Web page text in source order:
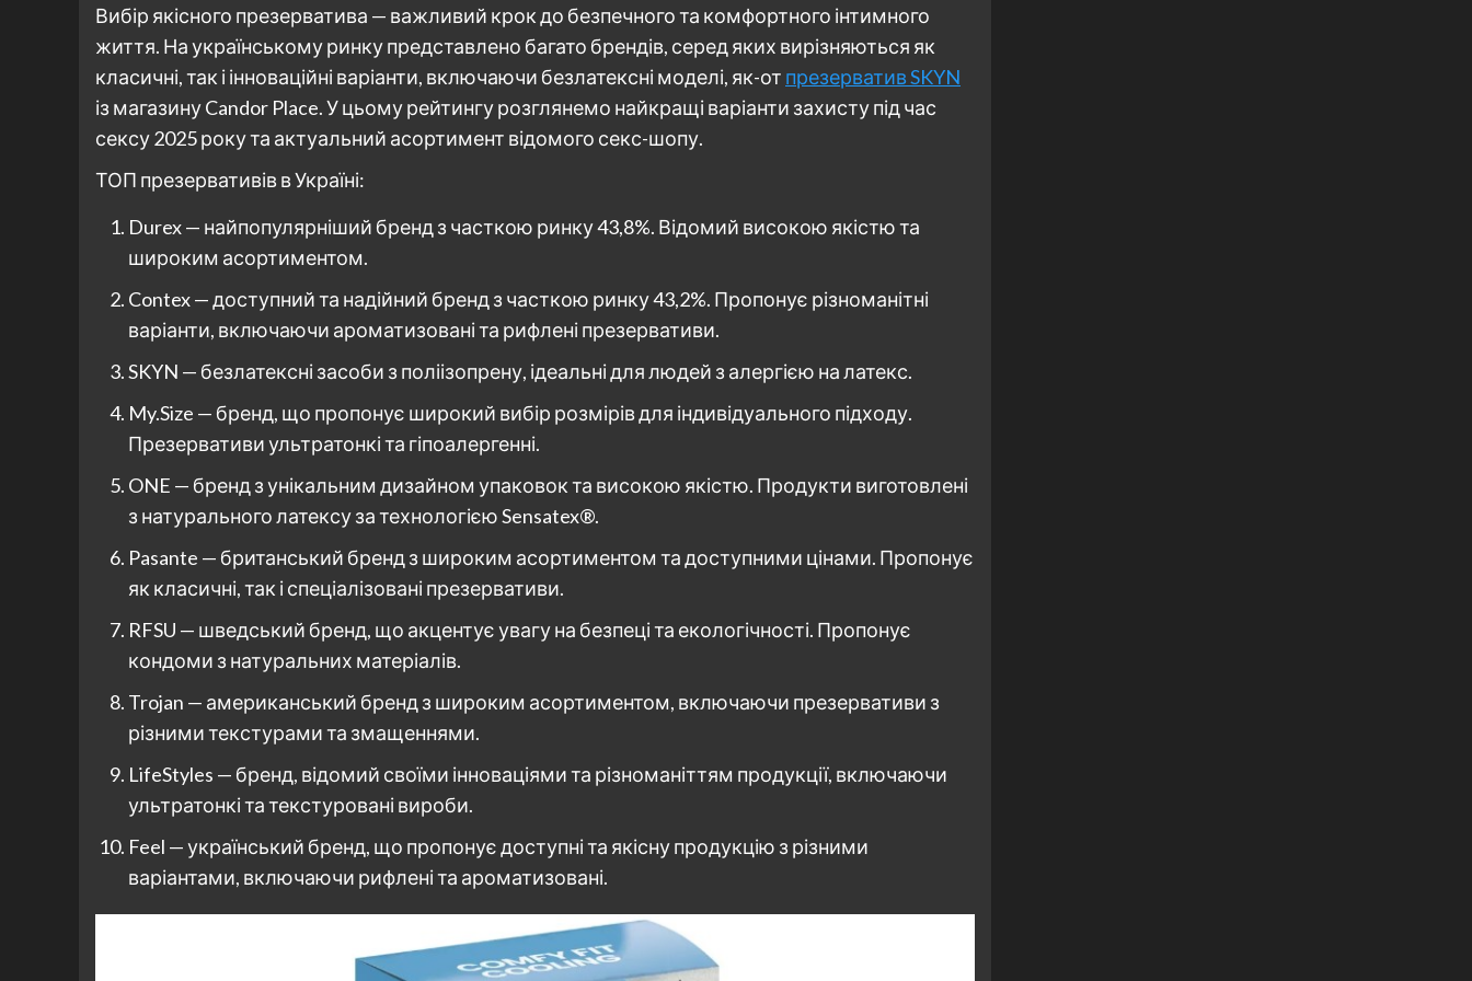
Вибір якісного презерватива — важливий крок до безпечного та комфортного інтимного
життя. На українському ринку представлено багато брендів, серед яких вирізняються як
класичні, так і інноваційні варіанти, включаючи безлатексні моделі, як-от презерватив SKYN
із магазину Candor Place. У цьому рейтингу розглянемо найкращі варіанти захисту під час
сексу 2025 року та актуальний асортимент відомого секс-шопу.
ТОП презервативів в Україні:
Durex — найпопулярніший бренд з часткою ринку 43,8%. Відомий високою якістю та
широким асортиментом.
Contex — доступний та надійний бренд з часткою ринку 43,2%. Пропонує різноманітні
варіанти, включаючи ароматизовані та рифлені презервативи.
SKYN — безлатексні засоби з поліізопрену, ідеальні для людей з алергією на латекс.
My.Size — бренд, що пропонує широкий вибір розмірів для індивідуального підходу.
Презервативи ультратонкі та гіпоалергенні.
ONE — бренд з унікальним дизайном упаковок та високою якістю. Продукти виготовлені
з натурального латексу за технологією Sensatex®.
Pasante — британський бренд з широким асортиментом та доступними цінами. Пропонує
як класичні, так і спеціалізовані презервативи.
RFSU — шведський бренд, що акцентує увагу на безпеці та екологічності. Пропонує
кондоми з натуральних матеріалів.
Trojan — американський бренд з широким асортиментом, включаючи презервативи з
різними текстурами та змащеннями.
LifeStyles — бренд, відомий своїми інноваціями та різноманіттям продукції, включаючи
ультратонкі та текстуровані вироби.
Feel — український бренд, що пропонує доступні та якісну продукцію з різними
варіантами, включаючи рифлені та ароматизовані.